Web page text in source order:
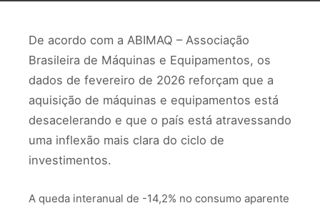
De acordo com a ABIMAQ – Associação
Brasileira de Máquinas e Equipamentos, os
dados de fevereiro de 2026 reforçam que a
aquisição de máquinas e equipamentos está
desacelerando e que o país está atravessando
uma inflexão mais clara do ciclo de
investimentos.
A queda interanual de -14,2% no consumo aparente